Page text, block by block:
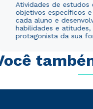
Atividades de estudos
objetivos específicos
cada aluno e
habilidades e
protagonista da sua
autorizo que
autorizo que
envio de